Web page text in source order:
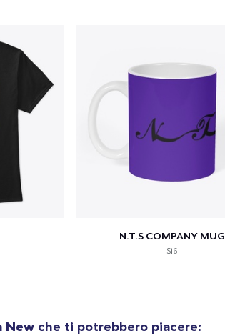
N.T.S COMPANY MUG
$16
Newche ti potrebbero piacere: